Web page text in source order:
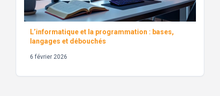
L’informatique et la programmation : bases,
langages et débouchés
6 février 2026